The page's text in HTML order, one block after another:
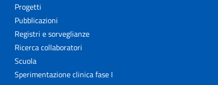
Progetti
Pubblicazioni
Registri e sorveglianze
Ricerca collaboratori
Scuola
Sperimentazione clinica fase I